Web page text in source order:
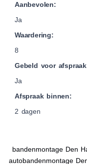
Aanbevolen:
Ja
Waardering:
8
Gebeld voor
Ja
Afspraak binnen:
2 dagen
bandenmontage Den
autobandenmontage